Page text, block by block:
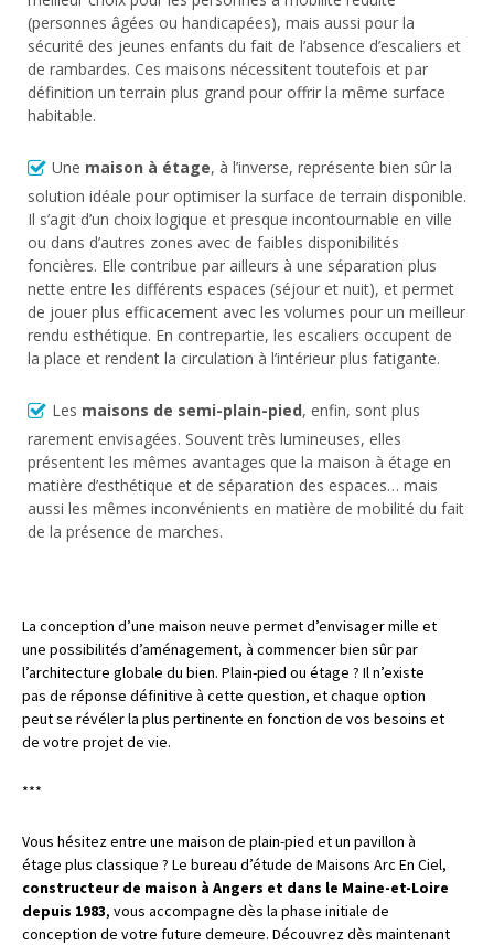
(personnes âgées ou handicapées), mais aussi pour la
sécurité des jeunes enfants du fait de l’absence d’escaliers et
de rambardes. Ces maisons nécessitent toutefois et par
définition un terrain plus grand pour offrir la même surface
habitable.
Une maison à étage, à l’inverse, représente bien sûr la
solution idéale pour optimiser la surface de terrain disponible.
Il s’agit d’un choix logique et presque incontournable en ville
ou dans d’autres zones avec de faibles disponibilités
foncières. Elle contribue par ailleurs à une séparation plus
nette entre les différents espaces (séjour et nuit), et permet
de jouer plus efficacement avec les volumes pour un meilleur
rendu esthétique. En contrepartie, les escaliers occupent de
la place et rendent la circulation à l’intérieur plus fatigante.
Les maisons de semi-plain-pied, enfin, sont plus
rarement envisagées. Souvent très lumineuses, elles
présentent les mêmes avantages que la maison à étage en
matière d’esthétique et de séparation des espaces… mais
aussi les mêmes inconvénients en matière de mobilité du fait
de la présence de marches.
La conception d’une maison neuve permet d’envisager mille et
une possibilités d’aménagement, à commencer bien sûr par
l’architecture globale du bien. Plain-pied ou étage ? Il n’existe
pas de réponse définitive à cette question, et chaque option
peut se révéler la plus pertinente en fonction de vos besoins et
de votre projet de vie.
***
Vous hésitez entre une maison de plain-pied et un pavillon à
étage plus classique ? Le bureau d’étude de Maisons Arc En Ciel,
constructeur de maison à Angers et dans le Maine-et-Loire
depuis 1983, vous accompagne dès la phase initiale de
conception de votre future demeure. Découvrez dès maintenant